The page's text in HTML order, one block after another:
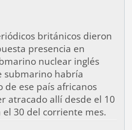
británicos dieron
presencia en
nuclear inglés
submarino habría
de ese país africanos
atracado allí desde el 10
el 30 del corriente mes.